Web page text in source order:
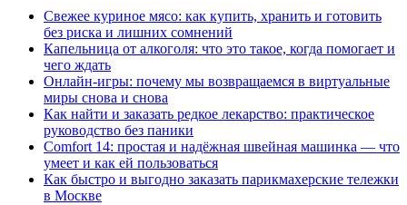
Свежее куриное мясо: как купить, хранить и готовить
без риска и лишних сомнений
Капельница от алкоголя: что это такое, когда помогает и
чего ждать
Онлайн-игры: почему мы возвращаемся в виртуальные
миры снова и снова
Как найти и заказать редкое лекарство: практическое
руководство без паники
Comfort 14: простая и надёжная швейная машинка — что
умеет и как ей пользоваться
Как быстро и выгодно заказать парикмахерские тележки
в Москве